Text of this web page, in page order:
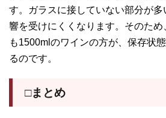
す。ガラスに接していない部分が
響を受けにくくなります。そのため
も1500mlのワインの方が、保存状
るのです。
□まとめ